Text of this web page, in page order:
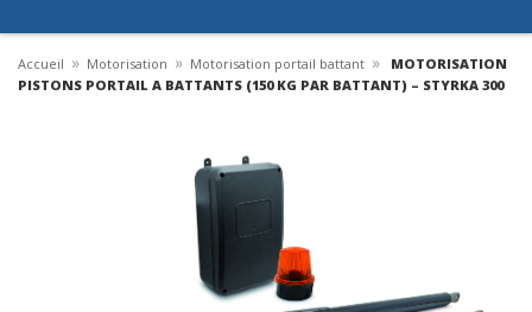
Accueil » Motorisation » Motorisation portail battant »
MOTORISATION
PISTONS PORTAIL A BATTANTS (150 KG PAR BATTANT) – STYRKA 300